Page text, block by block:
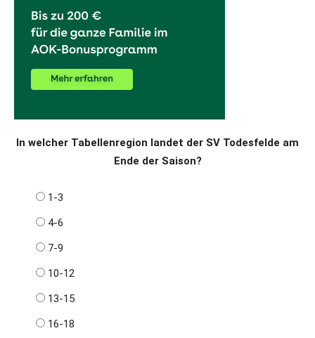
In welcher Tabellenregion landet der SV Todesfelde am
Ende der Saison?
1-3
4-6
7-9
10-12
13-15
16-18